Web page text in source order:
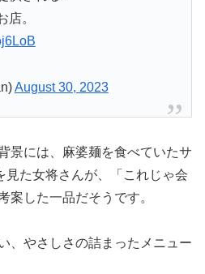
店。
August 30, 2023
景には、麻婆麺を食べていたサ
見た女将さんが、「これじゃ会
案した一品だそうです。
、やさしさの詰まったメニュー